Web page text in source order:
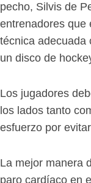
pecho, Silvis de
entrenadores que
técnica adecuada
un disco de
Los jugadores
los lados tanto
esfuerzo por
La mejor manera
paro cardíaco en